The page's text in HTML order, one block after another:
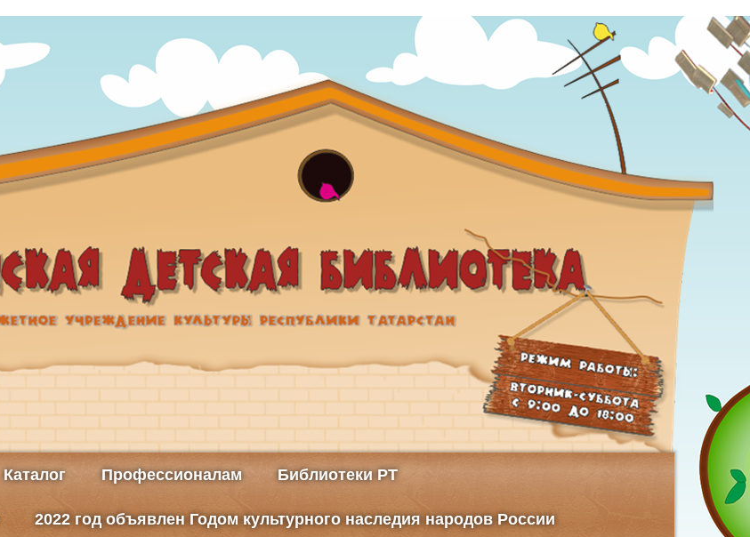
Каталог Профессионалам Библиотеки РТ
2022 год объявлен Годом культурного наследия народов России